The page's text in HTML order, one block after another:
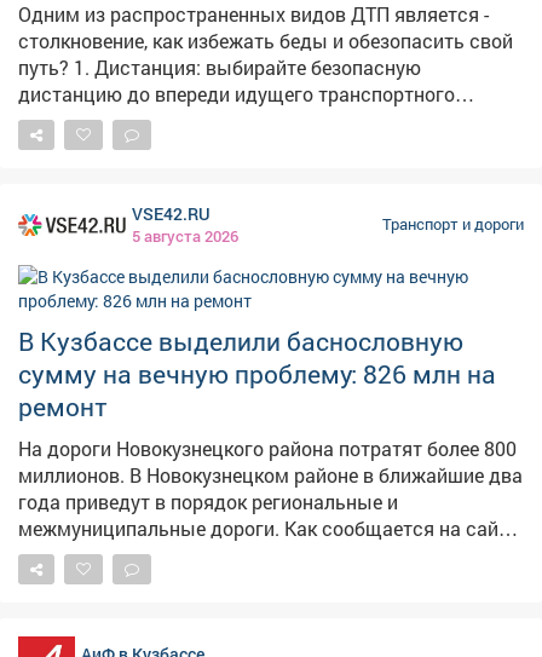
Одним из распространенных видов ДТП является -
столкновение, как избежать беды и обезопасить свой
путь? 1. Дистанция: выбирайте безопасную
дистанцию до впереди идущего транспортного
средства. 2. Сигналы светофора: проезд перекрестка
на "желтый" или попытка проскочить на "красный"
поворота заранее, не совершайте резких маневров. 4.
Телефон: управление транспортным средством
требует внимания и сосредоточенности - отвлечение
на телефон создает помехи. 5. Скорость: выигрыш в
пару минут не стоит риска, которому вы подвергаете
себя и окружающих, превышая скорость. Дорога не
прощает ошибок, чтобы их избежать, важно
соблюдать Правила дорожного движения.
VSE42.RU
5 августа 2026
Транспорт и дороги
В Кузбассе выделили баснословную
сумму на вечную проблему: 826 млн на
ремонт
На дороги Новокузнецкого района потратят более 800
миллионов. В Новокузнецком районе в ближайшие два
года приведут в порядок региональные и
межмуниципальные дороги. Как сообщается на сайте
Госзакупки, на эти цели направят 826 миллионов
рублей. Контракт рассчитан на период с 21 октября
предстоит не только следить за состоянием дорог и